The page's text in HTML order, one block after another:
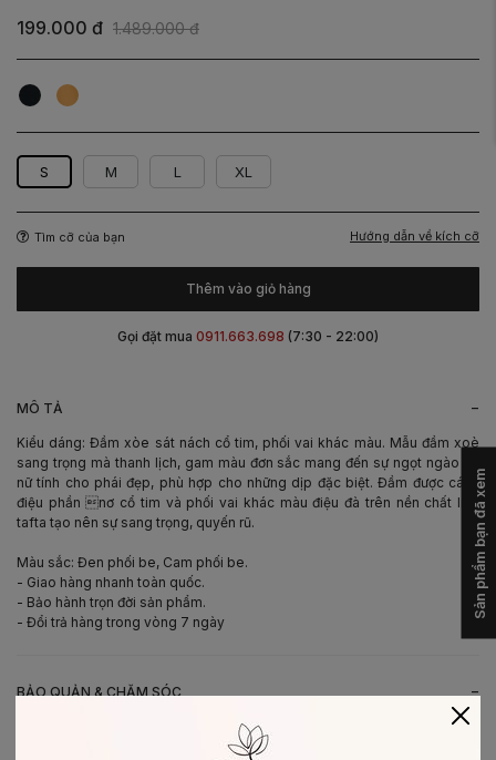
MÔ TẢ -
Kiểu dáng: Đầm xòe sát nách cổ tim, phối vai khác màu. Mẫu đầm xoè
sang trọng mà thanh lịch, gam màu đơn sắc mang đến sự ngọt ngào và
nữ tính cho phái đẹp, phù hợp cho những dịp đặc biệt. Đầm được cách
điệu phần nơ cổ tim và phối vai khác màu điệu đà trên nền chất liệu
tafta tạo nên sự sang trọng, quyến rũ.
Màu sắc: Đen phối be, Cam phối be.
- Giao hàng nhanh toàn quốc.
- Bảo hành trọn đời sản phẩm.
- Đổi trả hàng trong vòng 7 ngày
BẢO QUẢN & CHĂM SÓC -
- Không giặt sản phẩm với thuốc tẩy có chứa Clo
199.000 đ 1.489.000 đ
Đen
Be
Vàng
Be
S M L XL
Tìm cỡ của bạn Hướng dẫn về kích cỡ
Thêm vào giỏ hàng
Gọi đặt mua 0911.663.698 (7:30 - 22:00)
Sản phẩm bạn đã xem